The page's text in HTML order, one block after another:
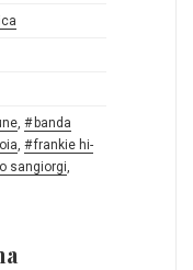
banda
frankie hi-
sangiorgi